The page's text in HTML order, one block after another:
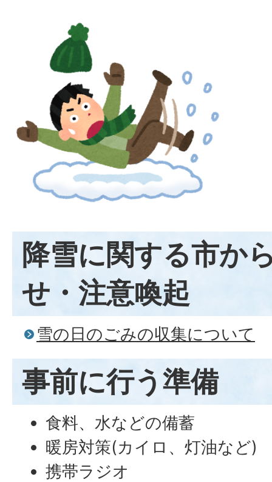
降雪に関する市か
せ・注意喚起
雪の日のごみの収集について
事前に行う準備
食料、水などの備蓄
暖房対策(カイロ、灯油など)
携帯ラジオ